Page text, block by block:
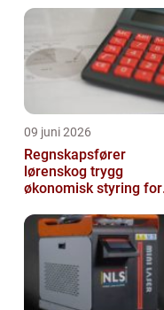
09 juni 2026
Regnskapsfører
lørenskog trygg
økonomisk styring for
bedrifter